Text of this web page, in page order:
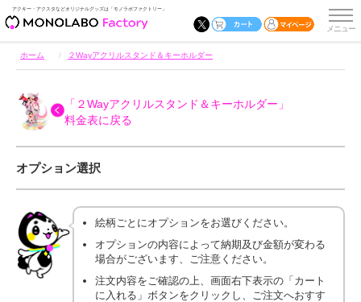
アクキー・アクスタなどオリジナルグッズは「モノラボファクトリー」
ホーム ２Wayアクリルスタンド＆キーホルダー
「２Wayアクリルスタンド＆キーホルダー」
料金表に戻る
オプション選択
絵柄ごとにオプションをお選びください。
オプションの内容によって納期及び金額が変わる
場合がございます、ご注意ください。
注文内容をご確認の上、画面右下表示の「カート
に入れる」ボタンをクリックし、ご注文へおすす